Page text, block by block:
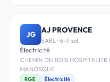
JG AJ PROVENCE
SARL · 6-9 sal.
Électricité
CHEMIN DU BOIS
MANOSQUE
RGE
Électricité